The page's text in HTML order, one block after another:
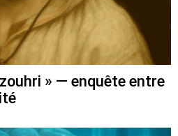
» — enquête entre